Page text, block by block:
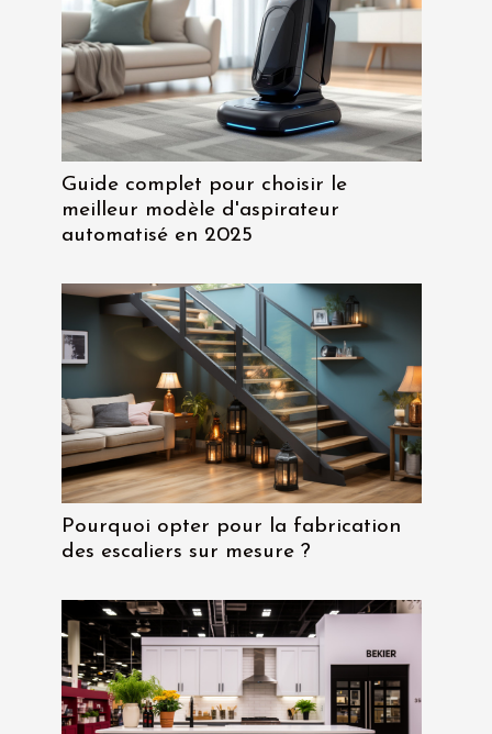
Guide complet pour choisir le
meilleur modèle d'aspirateur
automatisé en 2025
Pourquoi opter pour la fabrication
des escaliers sur mesure ?